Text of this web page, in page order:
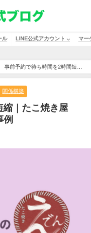
ル LINE公式アカウント ⌵ マー
事前予約で待ち時間を2時間短縮
関係構築
縮｜たこ焼き屋
例